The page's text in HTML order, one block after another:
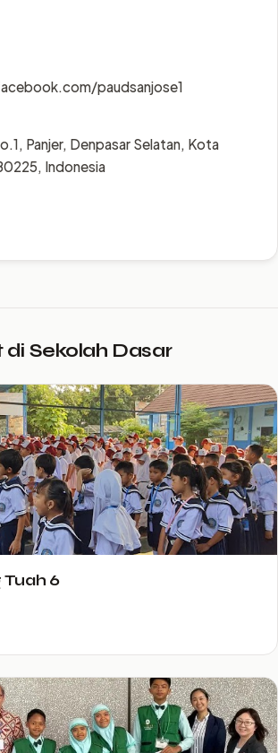
paudsanjose1
Panjer, Denpasar Selatan, Kota
Indonesia
di Sekolah Dasar
Tuah 6